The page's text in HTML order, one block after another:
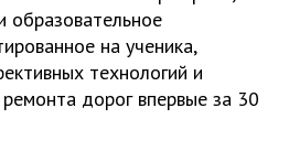
образовательное
на ученика,
технологий и
дорог впервые за 30